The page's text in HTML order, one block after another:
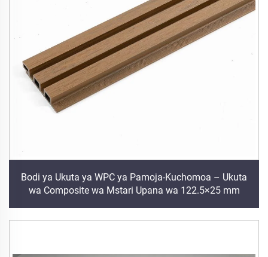
Bodi ya Ukuta ya WPC ya Pamoja-Kuchomoa – Ukuta
wa Composite wa Mstari Upana wa 122.5×25 mm